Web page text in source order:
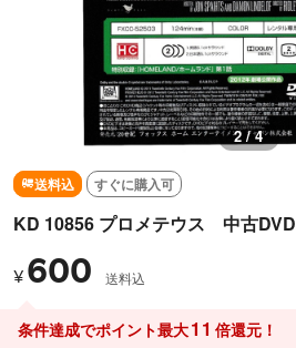
2 / 4
送料込 すぐに購入可
KD 10856 プロメテウス 中古DVD
¥ 600 送料込
条件達成でポイント最大11 倍還元！